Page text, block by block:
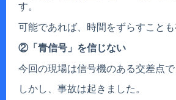
す。
可能であれば、時間をずらすことも
②「青信号」を信じない
今回の現場は信号機のある交差点で
しかし、事故は起きました。